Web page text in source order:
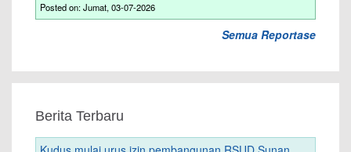
Posted on: Jumat, 03-07-2026
Semua Reportase
Berita Terbaru